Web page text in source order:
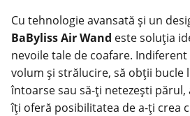
Cu tehnologie avansată și un
BaByliss Air Wand este soluția
nevoile tale de coafare.
volum și strălucire, să obții bucle
întoarse sau să-ți netezești părul,
îți oferă posibilitatea de a-ți crea